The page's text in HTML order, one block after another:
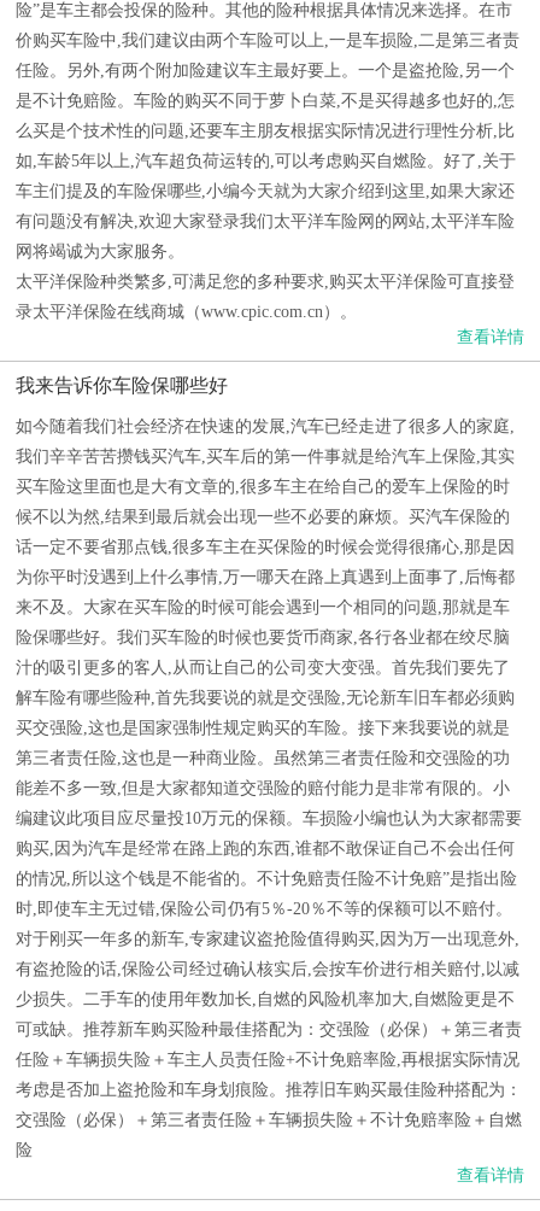
险”是车主都会投保的险种。其他的险种根据具体情况来选择。在市
价购买车险中,我们建议由两个车险可以上,一是车损险,二是第三者责
任险。另外,有两个附加险建议车主最好要上。一个是盗抢险,另一个
是不计免赔险。车险的购买不同于萝卜白菜,不是买得越多也好的,怎
么买是个技术性的问题,还要车主朋友根据实际情况进行理性分析,比
如,车龄5年以上,汽车超负荷运转的,可以考虑购买自燃险。好了,关于
车主们提及的车险保哪些,小编今天就为大家介绍到这里,如果大家还
有问题没有解决,欢迎大家登录我们太平洋车险网的网站,太平洋车险
网将竭诚为大家服务。
太平洋保险种类繁多,可满足您的多种要求,购买太平洋保险可直接登
录太平洋保险在线商城（www.cpic.com.cn）。
查看详情
我来告诉你车险保哪些好
如今随着我们社会经济在快速的发展,汽车已经走进了很多人的家庭,
我们辛辛苦苦攒钱买汽车,买车后的第一件事就是给汽车上保险,其实
买车险这里面也是大有文章的,很多车主在给自己的爱车上保险的时
候不以为然,结果到最后就会出现一些不必要的麻烦。买汽车保险的
话一定不要省那点钱,很多车主在买保险的时候会觉得很痛心,那是因
为你平时没遇到上什么事情,万一哪天在路上真遇到上面事了,后悔都
来不及。大家在买车险的时候可能会遇到一个相同的问题,那就是车
险保哪些好。我们买车险的时候也要货币商家,各行各业都在绞尽脑
汁的吸引更多的客人,从而让自己的公司变大变强。首先我们要先了
解车险有哪些险种,首先我要说的就是交强险,无论新车旧车都必须购
买交强险,这也是国家强制性规定购买的车险。接下来我要说的就是
第三者责任险,这也是一种商业险。虽然第三者责任险和交强险的功
能差不多一致,但是大家都知道交强险的赔付能力是非常有限的。小
编建议此项目应尽量投10万元的保额。车损险小编也认为大家都需要
购买,因为汽车是经常在路上跑的东西,谁都不敢保证自己不会出任何
的情况,所以这个钱是不能省的。不计免赔责任险不计免赔”是指出险
时,即使车主无过错,保险公司仍有5％-20％不等的保额可以不赔付。
对于刚买一年多的新车,专家建议盗抢险值得购买,因为万一出现意外,
有盗抢险的话,保险公司经过确认核实后,会按车价进行相关赔付,以减
少损失。二手车的使用年数加长,自燃的风险机率加大,自燃险更是不
可或缺。推荐新车购买险种最佳搭配为：交强险（必保）＋第三者责
任险＋车辆损失险＋车主人员责任险+不计免赔率险,再根据实际情况
考虑是否加上盗抢险和车身划痕险。推荐旧车购买最佳险种搭配为：
交强险（必保）＋第三者责任险＋车辆损失险＋不计免赔率险＋自燃
险
查看详情